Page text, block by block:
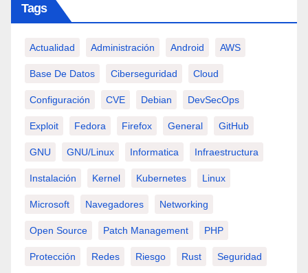
Tags
Actualidad Administración Android AWS
Base De Datos Ciberseguridad Cloud
Configuración CVE Debian DevSecOps
Exploit Fedora Firefox General GitHub
GNU GNU/Linux Informatica Infraestructura
Instalación Kernel Kubernetes Linux
Microsoft Navegadores Networking
Open Source Patch Management PHP
Protección Redes Riesgo Rust Seguridad